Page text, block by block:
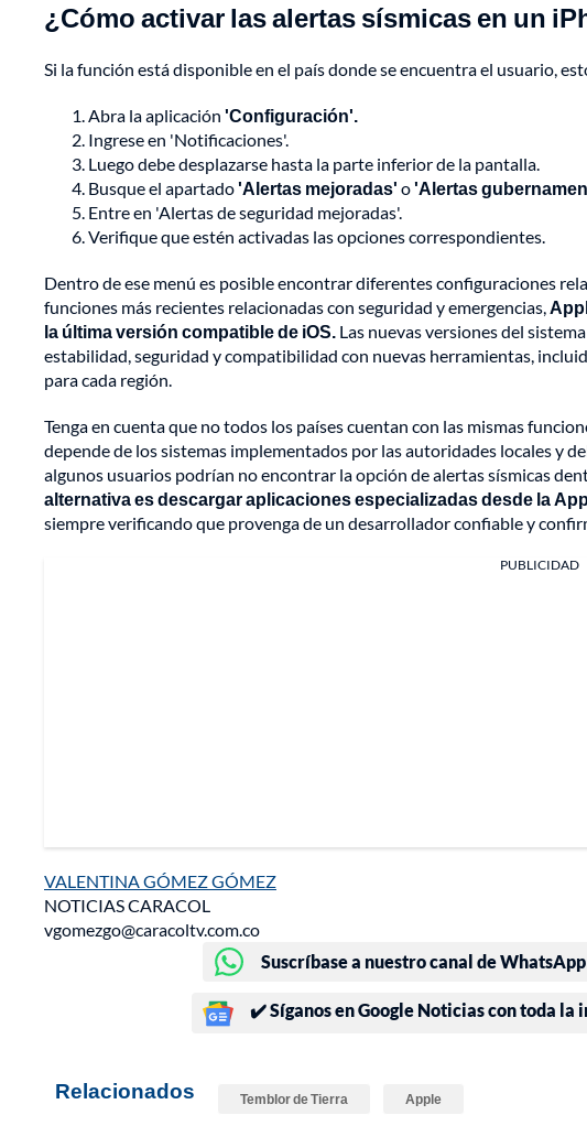
¿Cómo activar las alertas sísmicas en un
Si la función está disponible en el país donde se encuentra el usuario,
Abra la aplicación 'Configuración'.
Ingrese en 'Notificaciones'.
Luego debe desplazarse hasta la parte inferior de la pantalla.
Busque el apartado'Alertas mejoradas' o'Alertas
Entre en 'Alertas de seguridad mejoradas'.
Verifique que estén activadas las opciones correspondientes.
Dentro de ese menú es posible encontrar diferentes configuraciones
funciones más recientes relacionadas con seguridad y emergencias,
la última versión compatible de iOS. Las nuevas versiones del
estabilidad, seguridad y compatibilidad con nuevas herramientas,
para cada región.
Tenga en cuenta que no todos los países cuentan con las mismas
depende de los sistemas implementados por las autoridades locales y
algunos usuarios podrían no encontrar la opción de alertas sísmicas
alternativa es descargar aplicaciones especializadas desde la
siempre verificando que provenga de un desarrollador confiable y
PUBLICIDAD
VALENTINA GÓMEZ GÓMEZ
NOTICIAS CARACOL
vgomezgo@caracoltv.com.co
Suscríbase a nuestro canal de
✔️ Síganos en Google Noticias con toda
Relacionados Temblor de Tierra Apple